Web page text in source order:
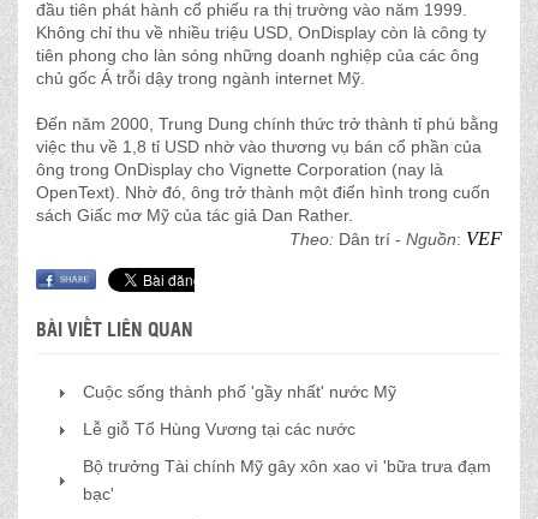
đầu tiên phát hành cổ phiếu ra thị trường vào năm 1999.
Không chỉ thu về nhiều triệu USD, OnDisplay còn là công ty
tiên phong cho làn sóng những doanh nghiệp của các ông
chủ gốc Á trỗi dậy trong ngành internet Mỹ.
Đến năm 2000, Trung Dung chính thức trở thành tỉ phú bằng
việc thu về 1,8 tỉ USD nhờ vào thương vụ bán cổ phần của
ông trong OnDisplay cho Vignette Corporation (nay là
OpenText). Nhờ đó, ông trở thành một điển hình trong cuốn
sách Giấc mơ Mỹ của tác giả Dan Rather.
Theo: Dân trí - Nguồn: VEF
BÀI VIẾT LIÊN QUAN
Cuộc sống thành phố 'gầy nhất' nước Mỹ
Lễ giỗ Tổ Hùng Vương tại các nước
Bộ trưởng Tài chính Mỹ gây xôn xao vì 'bữa trưa đạm
bạc'